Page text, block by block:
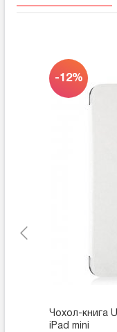
-12%
Чохол-книга
iPad mini